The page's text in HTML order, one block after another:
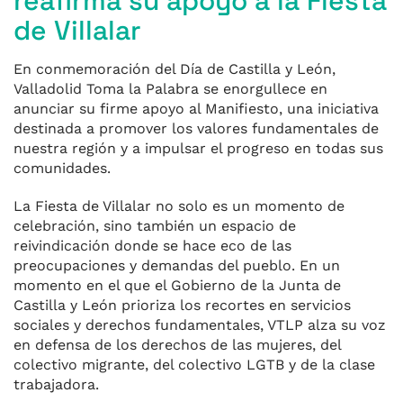
de Villalar
En conmemoración del Día de Castilla y León,
Valladolid Toma la Palabra se enorgullece en
anunciar su firme apoyo al Manifiesto, una iniciativa
destinada a promover los valores fundamentales de
nuestra región y a impulsar el progreso en todas sus
comunidades.
La Fiesta de Villalar no solo es un momento de
celebración, sino también un espacio de
reivindicación donde se hace eco de las
preocupaciones y demandas del pueblo. En un
momento en el que el Gobierno de la Junta de
Castilla y León prioriza los recortes en servicios
sociales y derechos fundamentales, VTLP alza su voz
en defensa de los derechos de las mujeres, del
colectivo migrante, del colectivo LGTB y de la clase
trabajadora.